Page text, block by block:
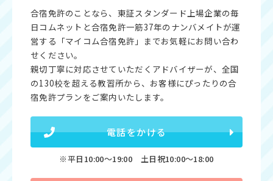
合宿免許のことなら、東証スタンダード上場企業の毎
日コムネットと合宿免許一筋37年のナンバメイトが運
営する「マイコム合宿免許」までお気軽にお問い合わ
せください。
親切丁寧に対応させていただくアドバイザーが、全国
の130校を超える教習所から、お客様にぴったりの合
宿免許プランをご案内いたします。
電話をかける
※平日10:00〜19:00 土日祝10:00〜18:00